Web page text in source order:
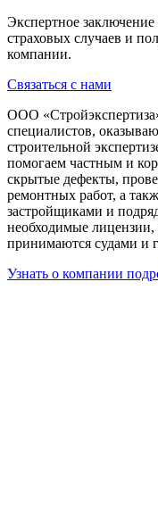
Экспертное
страховых случаев и
компании.
Связаться с нами
ООО
специалистов,
строительной
помогаем частным и
скрытые дефекты,
ремонтных работ, а
застройщиками и
необходимые
принимаются судами и
Узнать о компании